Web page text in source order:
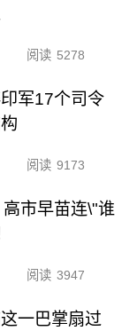
阅读 5278
军17个司令
阅读 9173
市早苗连\"谁
阅读 3947
一巴掌扇过